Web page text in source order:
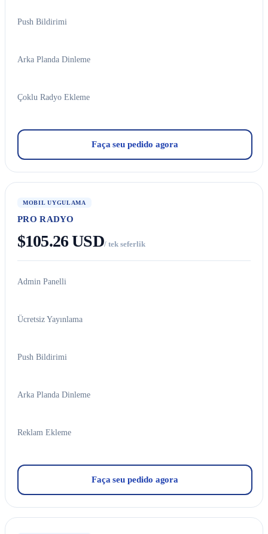
Push Bildirimi
Arka Planda Dinleme
Çoklu Radyo Ekleme
Faça seu pedido agora
MOBIL UYGULAMA
PRO RADYO
$105.26 USD/ tek seferlik
Admin Panelli
Ücretsiz Yayınlama
Push Bildirimi
Arka Planda Dinleme
Reklam Ekleme
Faça seu pedido agora